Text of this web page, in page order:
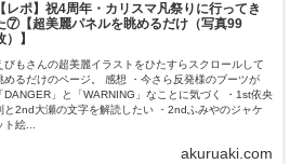
【レポ】祝4周年・カリスマ凡祭りに行ってき
⑦【超美麗パネルを眺めるだけ（写真99
）】
びもさんの超美麗イラストをひたすらスクロールして
めるだけのページ。 感想 ・今さら反発様のブーツが
「DANGER」と「WARNING」なことに気づく ・1st依央
と2nd大瀬の文字を解読したい ・2ndふみやのジャケ
ト絵...
akuruaki.com